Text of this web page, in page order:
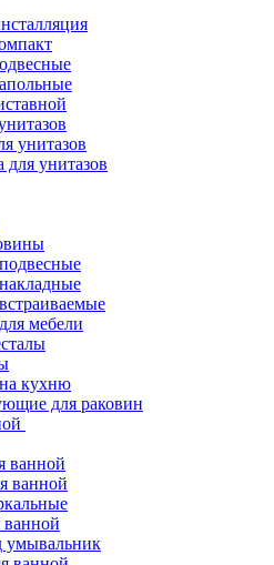
унитазов
унитазов
мебели
кухню
для раковин
ванной
ванной
умывальник